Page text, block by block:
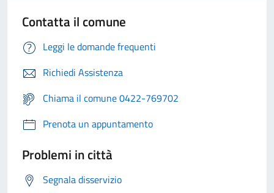
Contatta il comune
Leggi le domande frequenti
Richiedi Assistenza
Chiama il comune 0422-769702
Prenota un appuntamento
Problemi in città
Segnala disservizio